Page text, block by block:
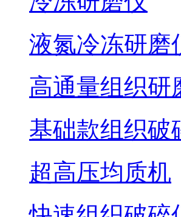
液氮冷冻研磨
高通量组织研
基础款组织破
超高压均质机